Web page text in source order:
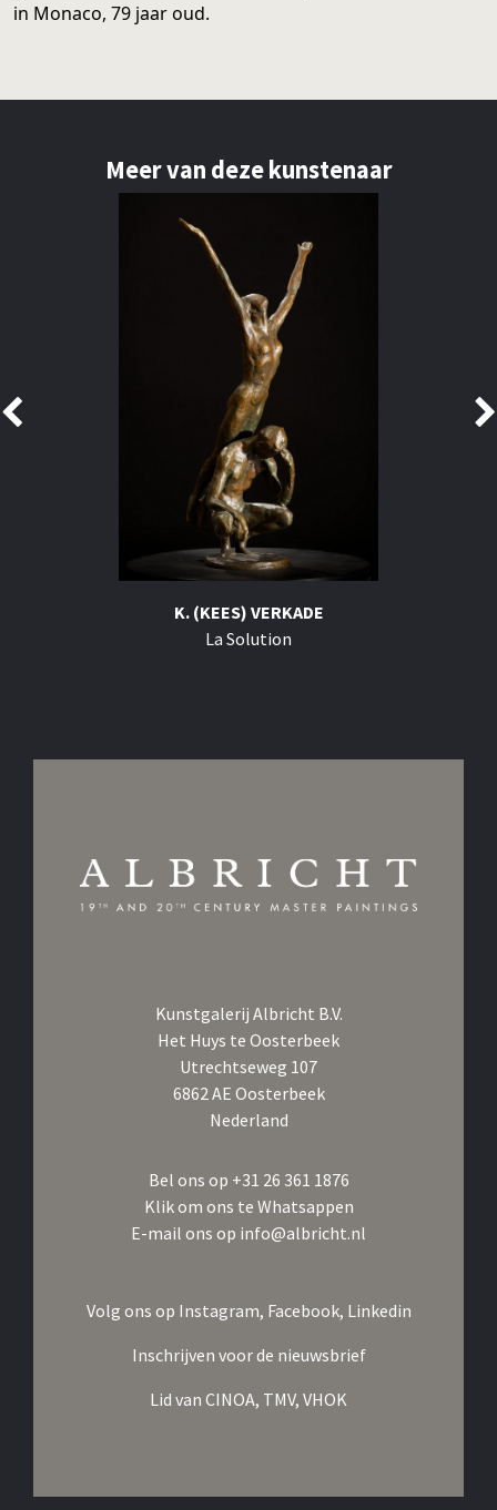
in Monaco, 79 jaar oud.
Meer van deze kunstenaar
K. (KEES) VERKADE
La Solution
Kunstgalerij Albricht B.V.
Het Huys te Oosterbeek
Utrechtseweg 107
6862 AE Oosterbeek
Nederland
Bel ons op +31 26 361 1876
Klik om ons te Whatsappen
E-mail ons op info@albricht.nl
Volg ons op Instagram, Facebook, Linkedin
Inschrijven voor de nieuwsbrief
Lid van CINOA, TMV, VHOK